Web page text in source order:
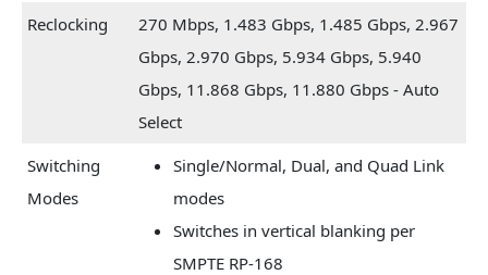
Reclocking
270 Mbps, 1.483 Gbps, 1.485 Gbps, 2.967
Gbps, 2.970 Gbps, 5.934 Gbps, 5.940
Gbps, 11.868 Gbps, 11.880 Gbps - Auto
Select
Switching
Modes
Single/Normal, Dual, and Quad Link
modes
Switches in vertical blanking per
SMPTE RP-168